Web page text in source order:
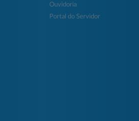
Ouvidoria
Portal do Servidor